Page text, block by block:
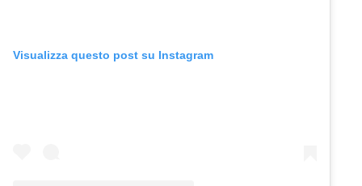
Visualizza questo post su Instagram